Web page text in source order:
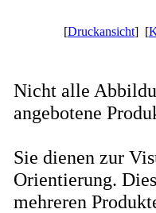
[Druckansicht] [
Nicht alle
angebotene
Sie dienen zur
Orientierung.
mehreren